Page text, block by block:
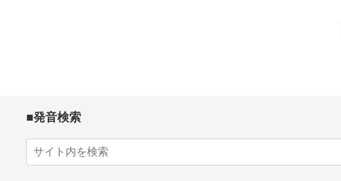
■発音検索